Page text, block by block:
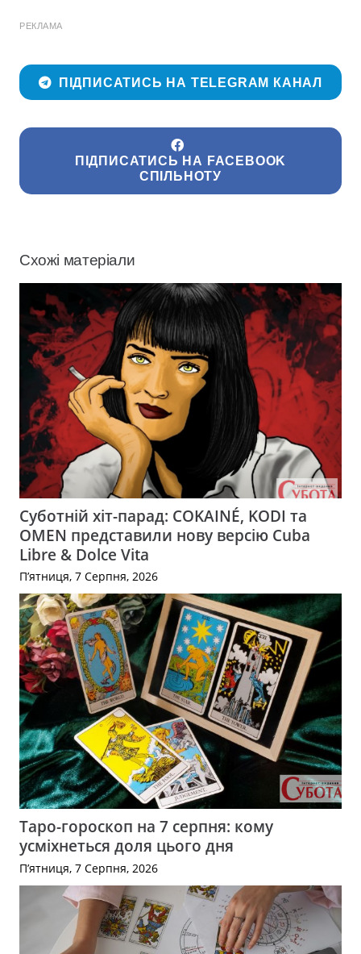
РЕКЛАМА
ПІДПИСАТИСЬ НА TELEGRAM КАНАЛ
ПІДПИСАТИСЬ НА FACEBOOK
СПІЛЬНОТУ
Схожі матеріали
Суботній хіт-парад: COKAINÉ, KODI та
OMEN представили нову версію Cuba
Libre & Dolce Vita
П’ятниця, 7 Серпня, 2026
Таро-гороскоп на 7 серпня: кому
усміхнеться доля цього дня
П’ятниця, 7 Серпня, 2026